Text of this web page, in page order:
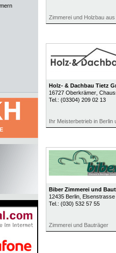
Zimmerei und Holzbau
Holz- & Dachbau Tietz
16727 Oberkrämer,
Tel.: (03304) 209 02 13
Ihr Meisterbetrieb in Berlin
Biber Zimmerei und
12435 Berlin, Elsenstrasse
Tel.: (030) 532 57 55
Zimmerei und Bauträger